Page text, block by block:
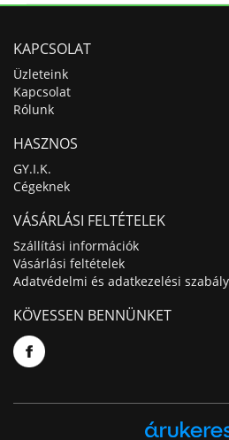
KAPCSOLAT
Üzleteink
Kapcsolat
Rólunk
HASZNOS
GY.I.K.
Cégeknek
VÁSÁRLÁSI FELTÉTELEK
Szállítási információk
Vásárlási feltételek
Adatvédelmi és adatkezelési
KÖVESSEN BENNÜNKET